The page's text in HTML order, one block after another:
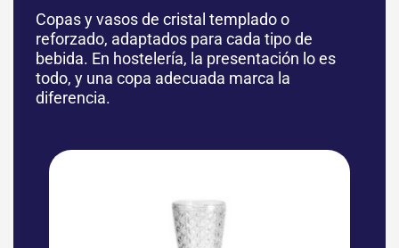
Copas y vasos de cristal templado o
reforzado, adaptados para cada tipo de
bebida. En hostelería, la presentación lo es
todo, y una copa adecuada marca la
diferencia.